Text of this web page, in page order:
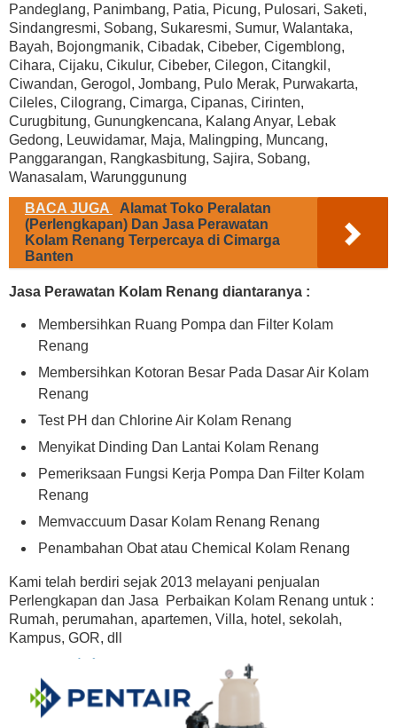
Pandeglang, Panimbang, Patia, Picung, Pulosari, Saketi,
Sindangresmi, Sobang, Sukaresmi, Sumur, Walantaka,
Bayah, Bojongmanik, Cibadak, Cibeber, Cigemblong,
Cihara, Cijaku, Cikulur, Cibeber, Cilegon, Citangkil,
Ciwandan, Gerogol, Jombang, Pulo Merak, Purwakarta,
Cileles, Cilograng, Cimarga, Cipanas, Cirinten,
Curugbitung, Gunungkencana, Kalang Anyar, Lebak
Gedong, Leuwidamar, Maja, Malingping, Muncang,
Panggarangan, Rangkasbitung, Sajira, Sobang,
Wanasalam, Warunggunung
BACA JUGA
Alamat Toko Peralatan
(Perlengkapan) Dan Jasa Perawatan
Kolam Renang Terpercaya di Cimarga
Banten
Jasa Perawatan Kolam Renang diantaranya :
Membersihkan Ruang Pompa dan Filter Kolam
Renang
Membersihkan Kotoran Besar Pada Dasar Air Kolam
Renang
Test PH dan Chlorine Air Kolam Renang
Menyikat Dinding Dan Lantai Kolam Renang
Pemeriksaan Fungsi Kerja Pompa Dan Filter Kolam
Renang
Memvaccuum Dasar Kolam Renang Renang
Penambahan Obat atau Chemical Kolam Renang
Kami telah berdiri sejak 2013 melayani penjualan
Perlengkapan dan Jasa Perbaikan Kolam Renang untuk :
Rumah, perumahan, apartemen, Villa, hotel, sekolah,
Kampus, GOR, dll